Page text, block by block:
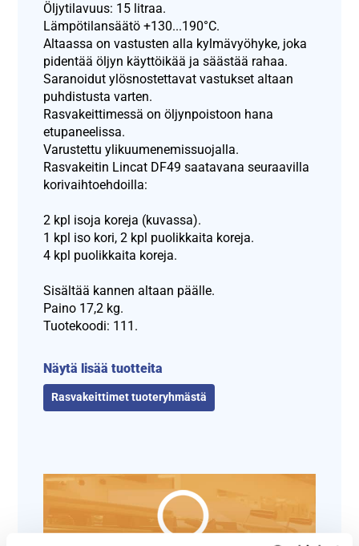
Öljytilavuus: 15 litraa.
Lämpötilansäätö +130...190°C.
Altaassa on vastusten alla kylmävyöhyke, joka
pidentää öljyn käyttöikää ja säästää rahaa.
Saranoidut ylösnostettavat vastukset altaan
puhdistusta varten.
Rasvakeittimessä on öljynpoistoon hana
etupaneelissa.
Varustettu ylikuumenemissuojalla.
Rasvakeitin Lincat DF49 saatavana seuraavilla
korivaihtoehdoilla:
2 kpl isoja koreja (kuvassa).
1 kpl iso kori, 2 kpl puolikkaita koreja.
4 kpl puolikkaita koreja.
Sisältää kannen altaan päälle.
Paino 17,2 kg.
Tuotekoodi: 111.
Näytä lisää tuotteita
Rasvakeittimet tuoteryhmästä